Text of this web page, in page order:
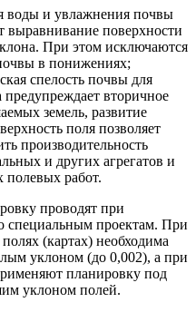
воды и увлажнения почвы
поверхности
При этом исключаются
в понижениях;
спелость почвы для
вторичное
земель, развитие
поля позволяет
производительность
и других агрегатов и
полевых работ.
проводят при
специальным проектам. При
(картах) необходима
уклоном (до 0,002), а при
планировку под
уклоном полей.